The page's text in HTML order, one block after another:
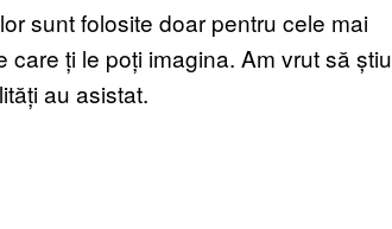
sunt folosite doar pentru cele mai
ți le poți imagina. Am vrut să știu
au asistat.